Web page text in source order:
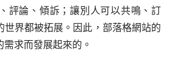
評論、傾訴；讓別人可以共鳴、訂
世界都被拓展。因此，部落格網站的
求而發展起來的。